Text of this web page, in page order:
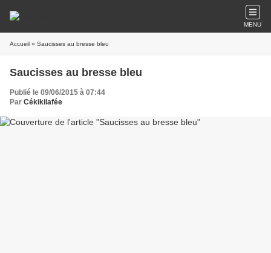
MENU
Accueil » Saucisses au bresse bleu
Saucisses au bresse bleu
Publié le 09/06/2015 à 07:44
Par Cékikilafée